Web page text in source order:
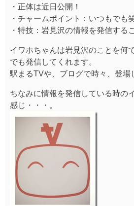
・正体は近日公開！
・チャームポイント：いつもでも
・特技：岩見沢の情報を発信する
イワホちゃんは岩見沢のことを何
でも発信してくれます。
駅まるTVや、ブログで時々、登場
ちなみに情報を発信している時の
感じ・・・。